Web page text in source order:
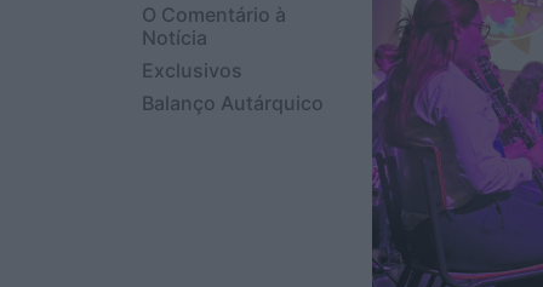
O Comentário à
Notícia
Exclusivos
Balanço Autárquico